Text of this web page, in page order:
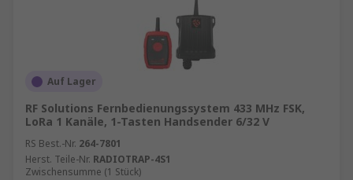
Auf Lager
RF Solutions Fernbedienungssystem 433 MHz FSK,
LoRa 1 Kanäle, 1-Tasten Handsender 6/32 V
RS Best.-Nr. 264-7801
Herst. Teile-Nr. RADIOTRAP-4S1
Zwischensumme (1 Stück)